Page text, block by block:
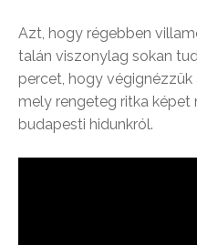
Azt, hogy régebben
talán viszonylag sokan
percet, hogy
mely rengeteg ritka
budapesti hidunkról.